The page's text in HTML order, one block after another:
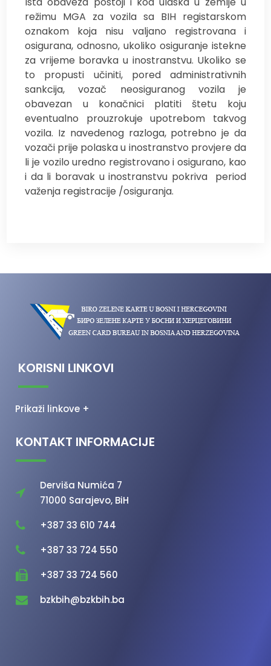
režimu MGA za vozila sa BIH registarskom
oznakom koja nisu valjano registrovana i
osigurana, odnosno, ukoliko osiguranje istekne
za vrijeme boravka u inostranstvu. Ukoliko se
to propusti učiniti, pored administrativnih
sankcija, vozač neosiguranog vozila je
obavezan u konačnici platiti štetu koju
eventualno prouzrokuje upotrebom takvog
vozila. Iz navedenog razloga, potrebno je da
vozači prije polaska u inostranstvo provjere da
li je vozilo uredno registrovano i osigurano, kao
i da li boravak u inostranstvu pokriva
period
važenja registracije /osiguranja.
KORISNI LINKOVI
Prikaži linkove +
KONTAKT INFORMACIJE
Derviša Numića 7
71000 Sarajevo, BiH
+387 33 610 744
+387 33 724 550
+387 33 724 560
bzkbih@bzkbih.ba